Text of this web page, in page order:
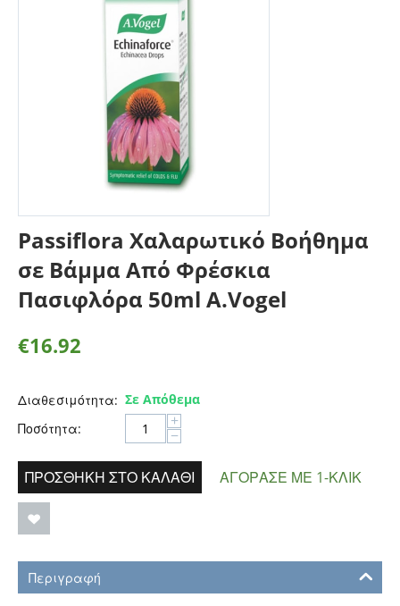
Passiflora Χαλαρωτικό Βοήθημα
σε Βάμμα Από Φρέσκια
Πασιφλόρα 50ml A.Vogel
€16.92
Διαθεσιμότητα: Σε Απόθεμα
Ποσότητα:
+
−
ΠΡΟΣΘΉΚΗ ΣΤΟ ΚΑΛΆΘΙ ΑΓΌΡΑΣΕ ΜΕ 1-ΚΛΙΚ
Περιγραφή